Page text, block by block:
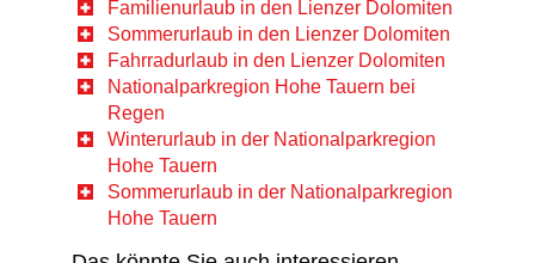
Familienurlaub in den Lienzer Dolomiten
Sommerurlaub in den Lienzer Dolomiten
Fahrradurlaub in den Lienzer Dolomiten
Nationalparkregion Hohe Tauern bei
Regen
Winterurlaub in der Nationalparkregion
Hohe Tauern
Sommerurlaub in der Nationalparkregion
Hohe Tauern